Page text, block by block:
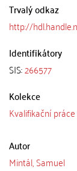
Trvalý odkaz
http://
Identifikátory
SIS:266577
Kolekce
Kvalifikační práce
Autor
Mintál, Samuel